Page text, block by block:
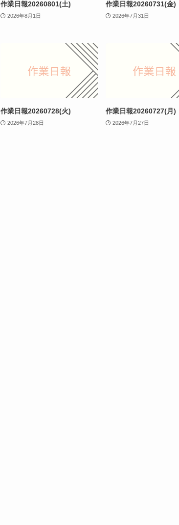
作業日報20260801(土)
2026年8月1日
作業日報20260731(金)
2026年7月31日
作業日報20260728(火)
2026年7月28日
作業日報20260727(月)
2026年7月27日